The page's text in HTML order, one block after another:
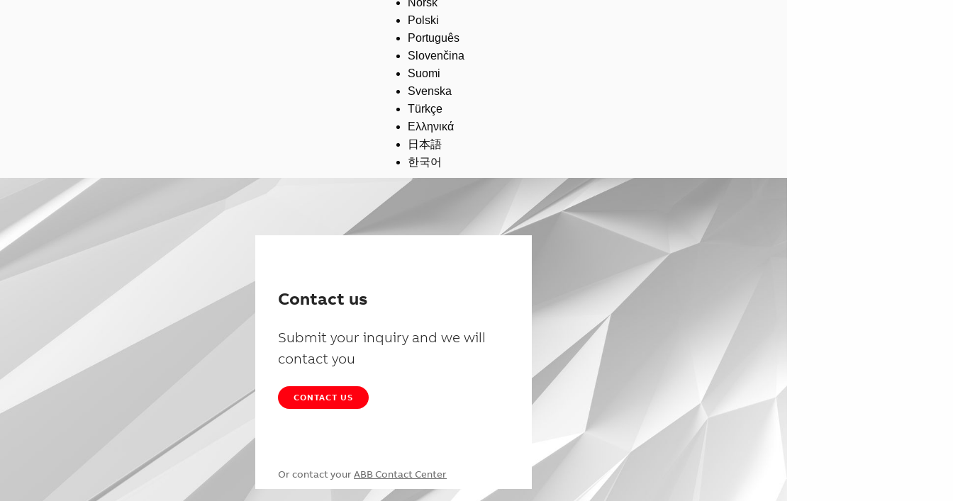
Norsk
Polski
Português
Slovenčina
Suomi
Svenska
Türkçe
Ελληνικά
日本語
한국어
Contact us
Submit your inquiry and we will
contact you
CONTACT US
Or contact your ABB Contact Center